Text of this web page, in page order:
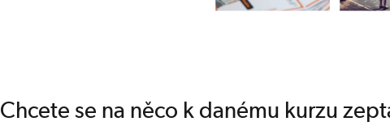
Chcete se na něco k danému kurzu